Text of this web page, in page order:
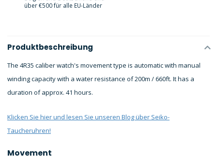
über €500 für alle EU-Länder
Produktbeschreibung
The 4R35 caliber watch's movement type is automatic with manual
winding capacity with a water resistance of 200m / 660ft. It has a
duration of approx. 41 hours.
Klicken Sie hier und lesen Sie unseren Blog über Seiko-
Taucheruhren!
Movement